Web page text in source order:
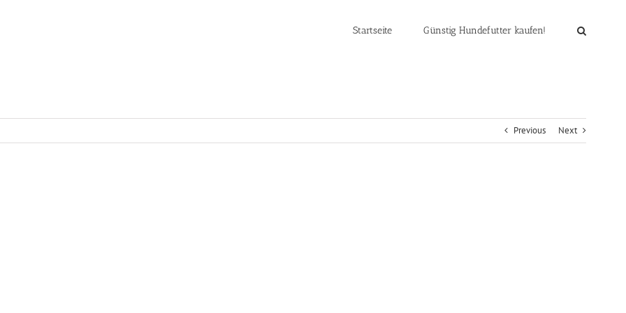
Startseite Günstig Hundefutter kaufen!
Previous Next